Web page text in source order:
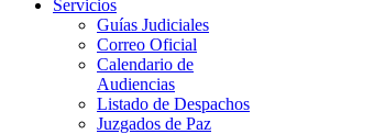
Servicios
Guías Judiciales
Correo Oficial
Calendario de
Audiencias
Listado de Despachos
Juzgados de Paz